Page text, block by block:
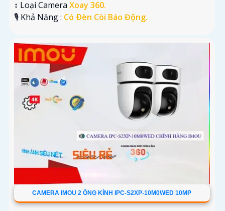
↕️ Loại Camera Xoay 360.
️🎙 Khả Năng : Có Ðèn Còi Báo Động.
CAMERA IMOU 2 ỐNG KÍNH IPC-S2XP-10M0WED 10MP